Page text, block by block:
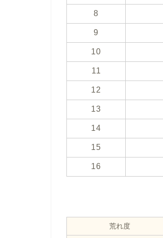
8
9
10
11
12
13
14
15
16
荒れ度